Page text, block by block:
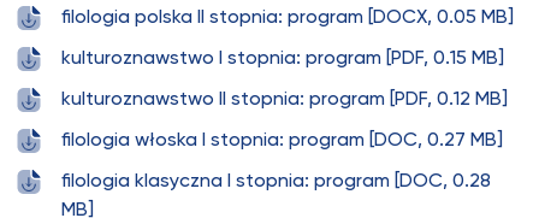
filologia polska II stopnia: program [DOCX, 0.05 MB]
kulturoznawstwo I stopnia: program [PDF, 0.15 MB]
kulturoznawstwo II stopnia: program [PDF, 0.12 MB]
filologia włoska I stopnia: program [DOC, 0.27 MB]
filologia klasyczna I stopnia: program [DOC, 0.28
MB]